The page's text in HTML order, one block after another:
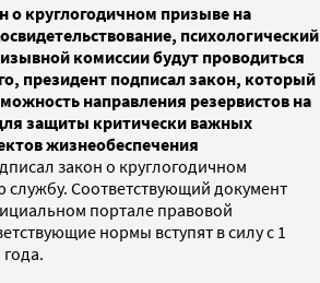
о круглогодичном призыве на
психологический
комиссии будут проводиться
президент подписал закон, который
направления резервистов на
защиты критически важных
жизнеобеспечения
закон о круглогодичном
службу. Соответствующий документ
портале правовой
нормы вступят в силу с 1